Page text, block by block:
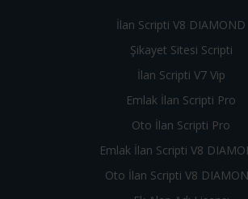
İlan Scripti V8 DIAMOND
Şikayet Sitesi Scripti
İlan Scripti V7 Vip
Emlak İlan Scripti Pro
Oto İlan Scripti Pro
Emlak İlan Scripti V8
Oto İlan Scripti V8